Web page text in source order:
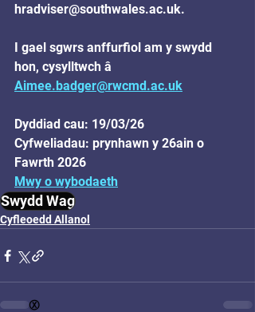
hradviser@southwales.ac.uk.
I gael sgwrs anffurfiol am y swydd
hon, cysylltwch â
Aimee.badger@rwcmd.ac.uk
Dyddiad cau: 19/03/26
Cyfweliadau: prynhawn y 26ain o
Fawrth 2026
Mwy o wybodaeth
Swydd Wag
Cyfleoedd Allanol
Ⓧ